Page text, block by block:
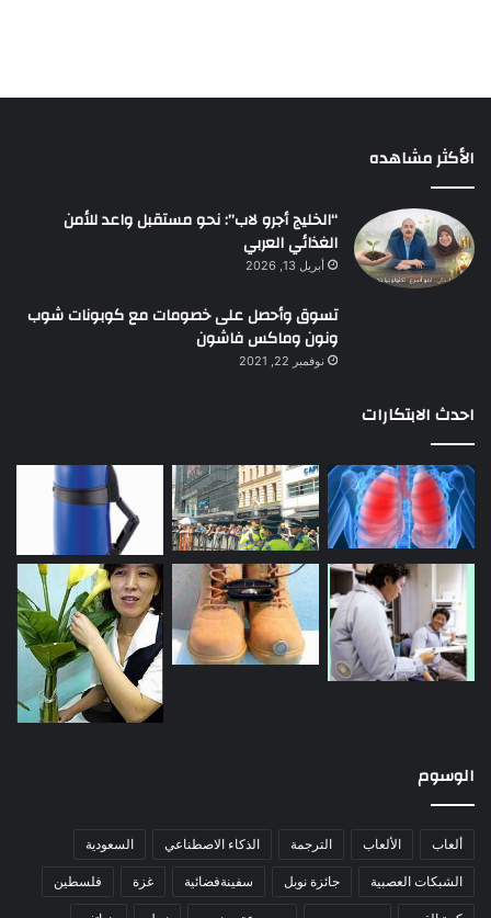
الأكثر مشاهده
“الخليج أجرو لاب”: نحو مستقبل واعد للأمن
الغذائي العربي
أبريل 13, 2026
تسوق وأحصل على خصومات مع كوبونات شوب
ونون وماكس فاشون
نوفمبر 22, 2021
احدث الابتكارات
الوسوم
ألعاب الألعاب الترجمة الذكاء الاصطناعي السعودية
الشبكات العصبية جائزة نوبل سفينةفضائية غزة فلسطين